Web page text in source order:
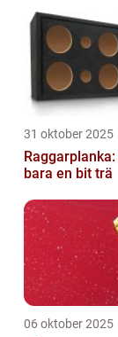
31 oktober 2025
bara en bit trä
06 oktober 2025